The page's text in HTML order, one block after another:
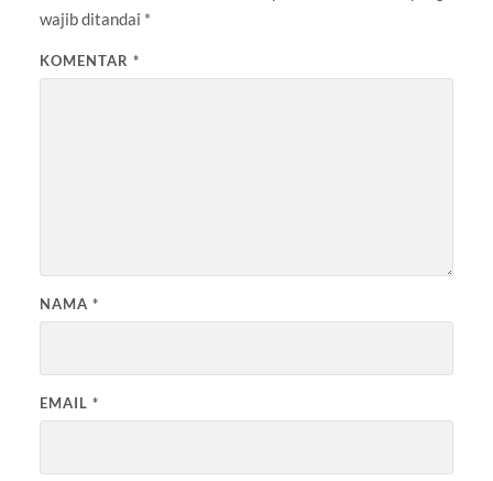
wajib ditandai *
KOMENTAR *
NAMA *
EMAIL *